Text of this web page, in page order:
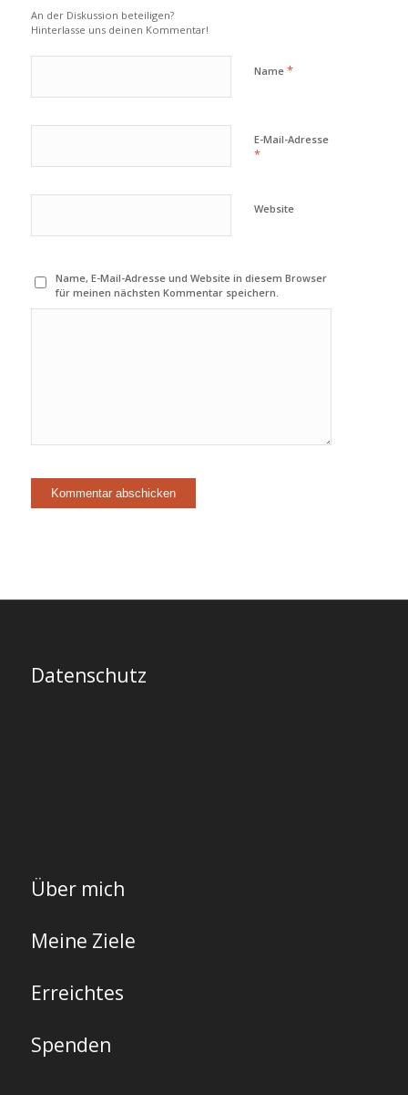
An der Diskussion beteiligen?
Hinterlasse uns deinen Kommentar!
Name *
E-Mail-Adresse
*
Website
Name, E-Mail-Adresse und Website in diesem Browser
für meinen nächsten Kommentar speichern.
Datenschutz
Über mich
Meine Ziele
Erreichtes
Spenden